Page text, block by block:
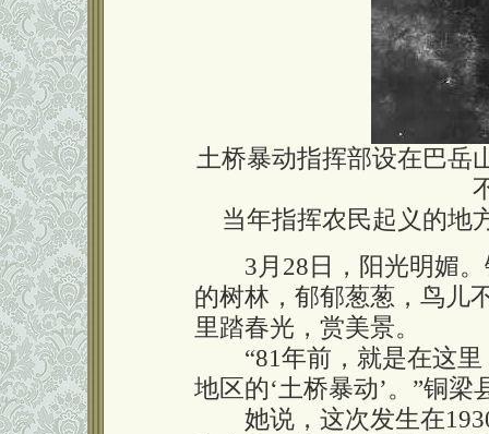
土桥暴动指挥部设在巴岳
当年指挥农民起义的地
3月28日，阳光明媚。
的树林，郁郁葱葱，鸟儿
里踏春光，赏美景。
“81年前，就是在这里
地区的‘土桥暴动’。”铜
她说，这次发生在1930